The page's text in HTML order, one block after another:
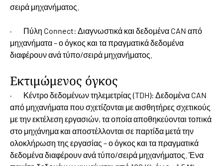
σειρά μηχανήματος.
· Πύλη Connect: Διαγνωστικά και δεδομένα CAN από
μηχανήματα – ο όγκος και τα πραγματικά δεδομένα
διαφέρουν ανά τύπο/σειρά μηχανήματος.
Εκτιμώμενος όγκος
· Κέντρο δεδομένων τηλεμετρίας (TDH): Δεδομένα CAN
από μηχανήματα που σχετίζονται με αισθητήρες σχετικούς
με την εκτέλεση εργασιών, τα οποία αποθηκεύονται τοπικά
στο μηχάνημα και αποστέλλονται σε παρτίδα μετά την
ολοκλήρωση της εργασίας – ο όγκος και τα πραγματικά
δεδομένα διαφέρουν ανά τύπο/σειρά μηχανήματος. Ένα